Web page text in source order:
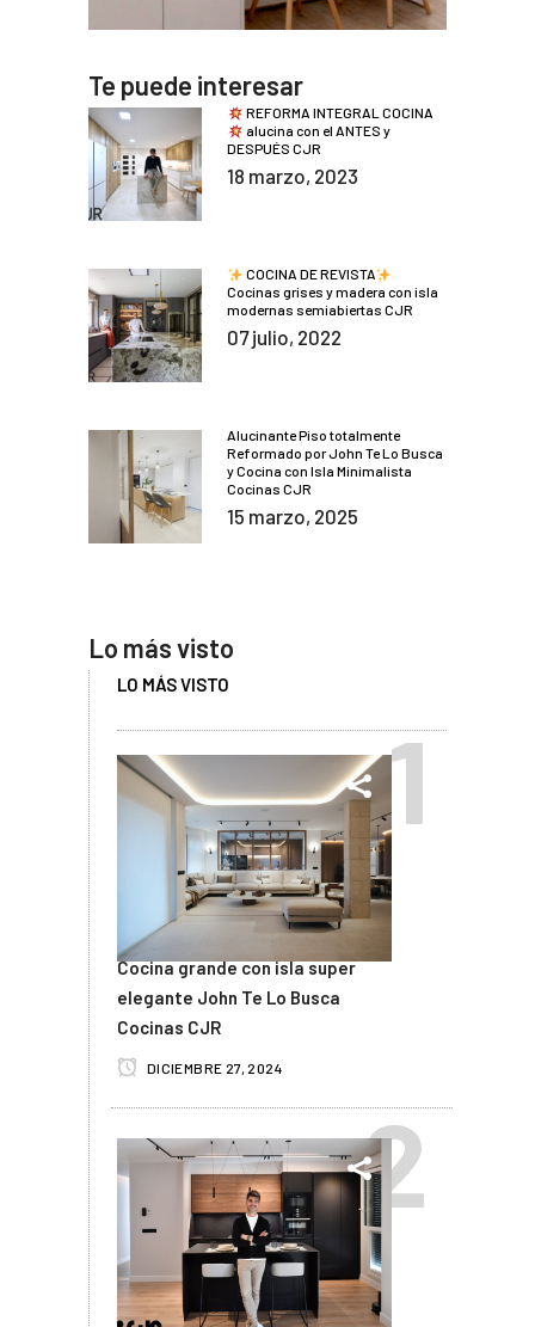
Te puede interesar
REFORMA INTEGRAL COCINA
alucina con el ANTES y
DESPUÉS CJR
18 marzo, 2023
COCINA DE REVISTA
Cocinas grises y madera con isla
modernas semiabiertas CJR
07 julio, 2022
Alucinante Piso totalmente
Reformado por John Te Lo Busca
y Cocina con Isla Minimalista
Cocinas CJR
15 marzo, 2025
Lo más visto
LO MÁS VISTO
Cocina grande con isla super
elegante John Te Lo Busca
Cocinas CJR
DICIEMBRE 27, 2024